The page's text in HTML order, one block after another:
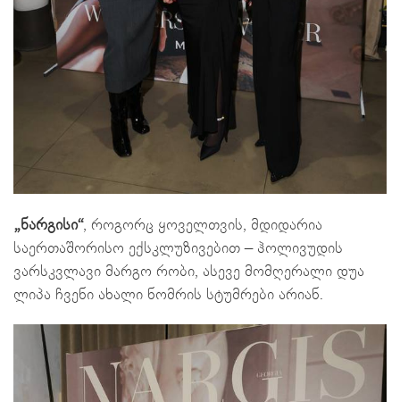
„ნარგისი“, როგორც ყოველთვის, მდიდარია
საერთაშორისო ექსკლუზივებით – ჰოლივუდის
ვარსკვლავი მარგო რობი, ასევე მომღერალი დუა
ლიპა ჩვენი ახალი ნომრის სტუმრები არიან.